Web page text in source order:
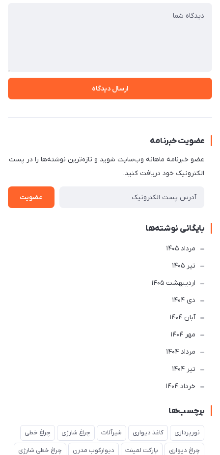
ارسال دیدگاه
عضویت خبرنامه
عضو خبرنامه ماهانه وب‌سایت شوید و تازه‌ترین نوشته‌ها را در پست
الکترونیک خود دریافت کنید.
عضویت
بایگانی نوشته‌ها
مرداد 1405
تير 1405
ارديبهشت 1405
دی 1404
آبان 1404
مهر 1404
مرداد 1404
تير 1404
خرداد 1404
برچسب‌ها
نورپردازی کاغذ دیواری شیرآلات چراغ شارژی چراغ خطی
چراغ دیواری پارکت لمینت دیوارکوب مدرن چراغ خطی شارژی